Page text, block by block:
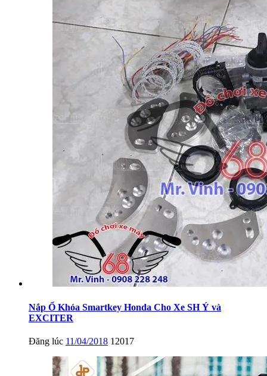
Nắp Ổ Khóa Smartkey Honda Cho Xe SH Ý và
EXCITER
Đăng lúc 11/04/2018 12017